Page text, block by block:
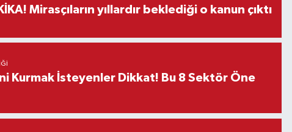
SON DAKİKA! Mirasçıların yıllardır beklediği o kanun çıktı
Kurmak İsteyenler Dikkat! Bu 8 Sektör Öne